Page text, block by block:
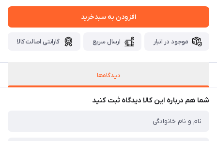
افزودن به سبدخرید
موجود در انبار ارسال سریع گارانتی اصالت کالا
دیدگاه‌ها
شما هم درباره این کالا دیدگاه ثبت کنید